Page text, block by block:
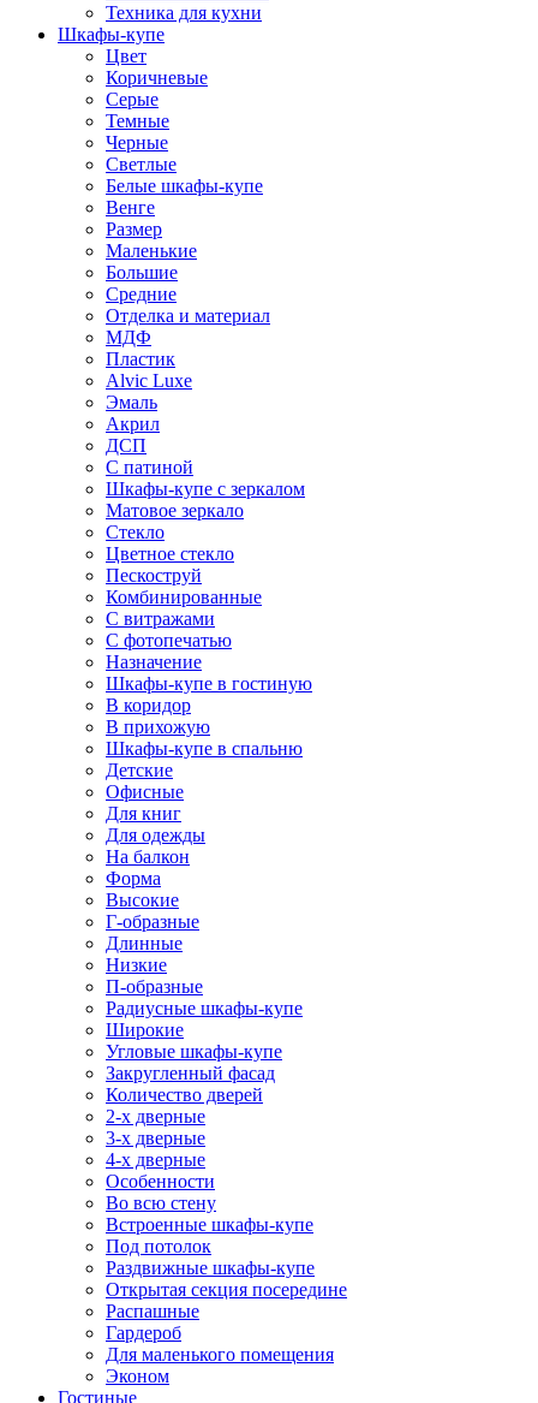
Техника для кухни
Шкафы-купе
Цвет
Коричневые
Серые
Темные
Черные
Светлые
Белые шкафы-купе
Венге
Размер
Маленькие
Большие
Средние
Отделка и материал
МДФ
Пластик
Alvic Luxe
Эмаль
Акрил
ДСП
С патиной
Шкафы-купе с зеркалом
Матовое зеркало
Стекло
Цветное стекло
Пескоструй
Комбинированные
С витражами
С фотопечатью
Назначение
Шкафы-купе в гостиную
В коридор
В прихожую
Шкафы-купе в спальню
Детские
Офисные
Для книг
Для одежды
На балкон
Форма
Высокие
Г-образные
Длинные
Низкие
П-образные
Радиусные шкафы-купе
Широкие
Угловые шкафы-купе
Закругленный фасад
Количество дверей
2-х дверные
3-х дверные
4-х дверные
Особенности
Во всю стену
Встроенные шкафы-купе
Под потолок
Раздвижные шкафы-купе
Открытая секция посередине
Распашные
Гардероб
Для маленького помещения
Эконом
Гостиные